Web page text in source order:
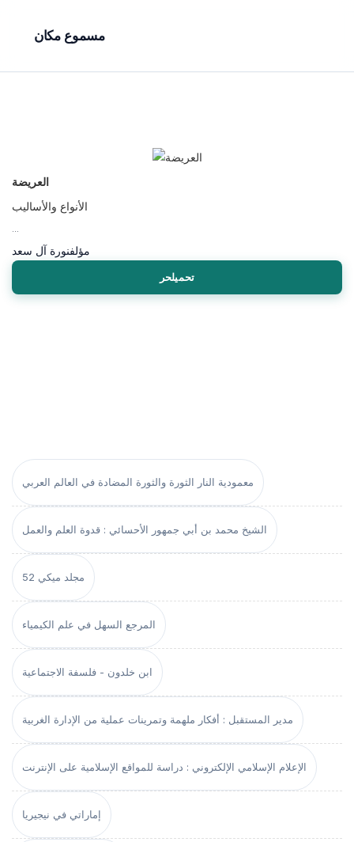
مسموع مكان
معمودية النار الثورة والثورة المضادة في العالم العربي
الشيخ محمد بن أبي جمهور الأحسائي : قدوة العلم والعمل
مجلد ميكي 52
المرجع السهل في علم الكيمياء
ابن خلدون - فلسفة الاجتماعية
مدير المستقبل : أفكار ملهمة وتمرينات عملية من الإدارة الغربية
الإعلام الإسلامي الإلكتروني : دراسة للمواقع الإسلامية على الإنترنت
إماراتي في نيجيريا
العريضة
الأنواع والأساليب
مؤلفنورة آل سعد
تحميلحر